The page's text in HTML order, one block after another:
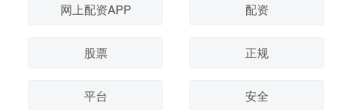
网上配资APP 配资
股票 正规
平台 安全